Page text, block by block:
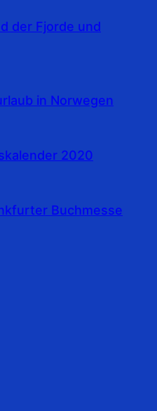
der Fjorde und
in Norwegen
2020
Buchmesse